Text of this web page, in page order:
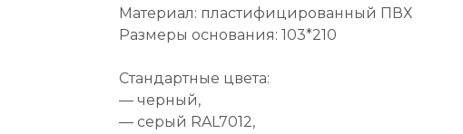
Материал: пластифицированный ПВХ
Размеры основания: 103*210
Стандартные цвета:
— черный,
— серый RAL7012,